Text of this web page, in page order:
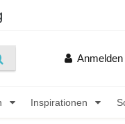
Anmelden
Inspirationen